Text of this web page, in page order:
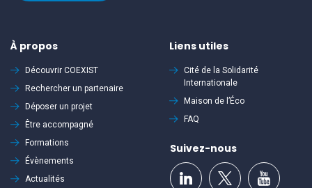
À propos
Découvrir COEXIST
Rechercher un partenaire
Déposer un projet
Être accompagné
Formations
Évènements
Actualités
Liens utiles
Cité de la Solidarité
Internationale
Maison de l’Éco
FAQ
Suivez-nous